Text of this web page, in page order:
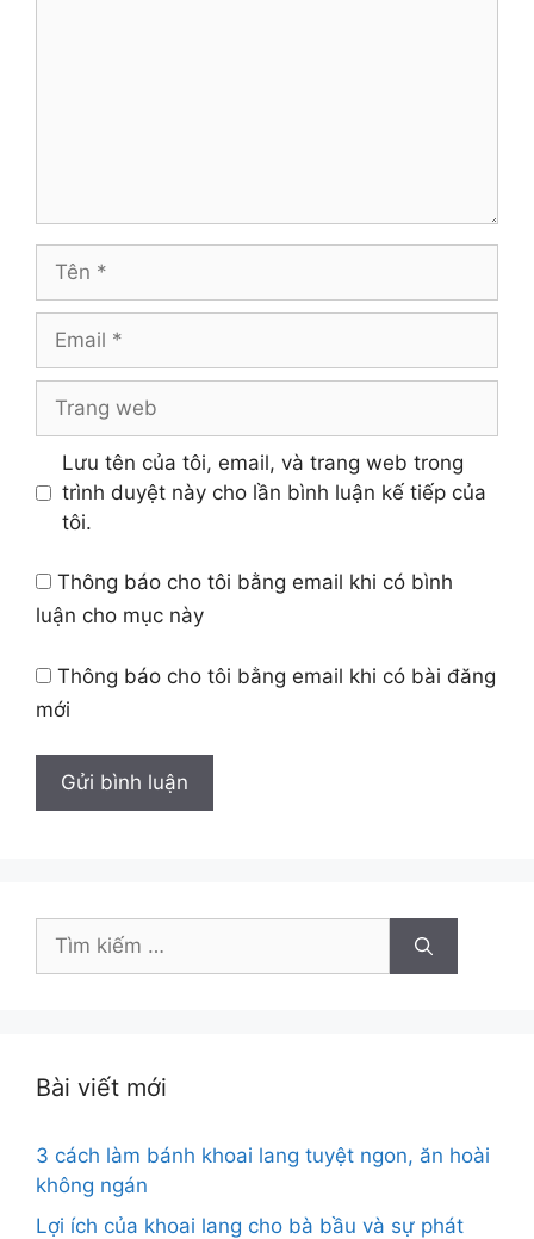
web
Lưu tên của tôi, email, và trang web trong
trình duyệt này cho lần bình luận kế tiếp của
tôi.
Thông báo cho tôi bằng email khi có bình
luận cho mục này
Thông báo cho tôi bằng email khi có bài đăng
mới
Tìm
Bài viết mới
3 cách làm bánh khoai lang tuyệt ngon, ăn hoài
không ngán
Lợi ích của khoai lang cho bà bầu và sự phát